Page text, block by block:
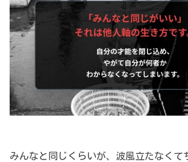
みんなと同じくらいが、波風立たなくて